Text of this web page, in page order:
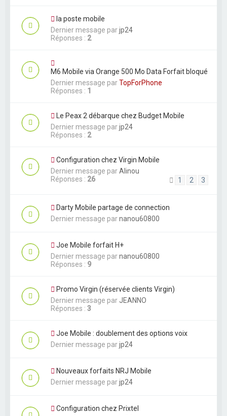
la poste mobile
Dernier message parjp24
Réponses : 2
M6 Mobile via Orange 500 Mo Data Forfait bloqué
Dernier message parTopForPhone
Réponses : 1
Le Peax 2 débarque chez Budget Mobile
Dernier message parjp24
Réponses : 2
Configuration chez Virgin Mobile
Dernier message parAlinou
Réponses : 26 1 2 3
Darty Mobile partage de connection
Dernier message parnanou60800
Joe Mobile forfait H+
Dernier message parnanou60800
Réponses : 9
Promo Virgin (réservée clients Virgin)
Dernier message par JEANNO
Réponses : 3
Joe Mobile : doublement des options voix
Dernier message parjp24
Nouveaux forfaits NRJ Mobile
Dernier message parjp24
Configuration chez Prixtel